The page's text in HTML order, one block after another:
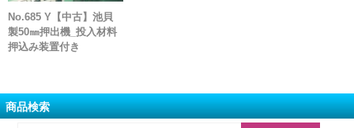
No.685 Y【中古】池貝
製50㎜押出機_投入材料
押込み装置付き
商品検索